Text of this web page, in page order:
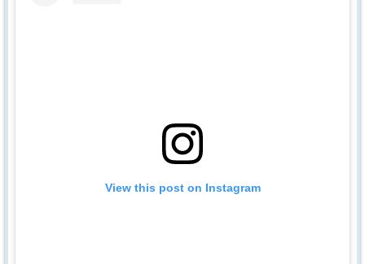
View this post on Instagram